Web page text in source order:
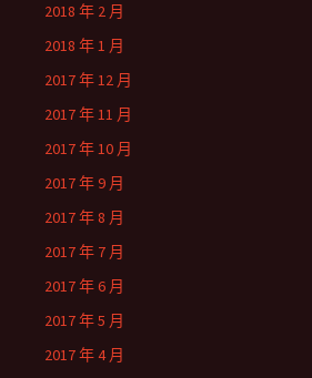
2018 年 2 月
2018 年 1 月
2017 年 12 月
2017 年 11 月
2017 年 10 月
2017 年 9 月
2017 年 8 月
2017 年 7 月
2017 年 6 月
2017 年 5 月
2017 年 4 月